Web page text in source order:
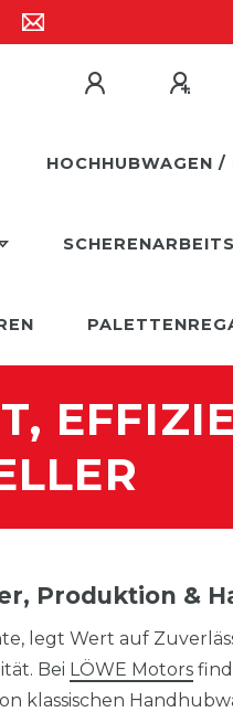
HOCHHUBWAGEN /
Produktion &
legt Wert auf
Bei LÖWE Motors
klassischen